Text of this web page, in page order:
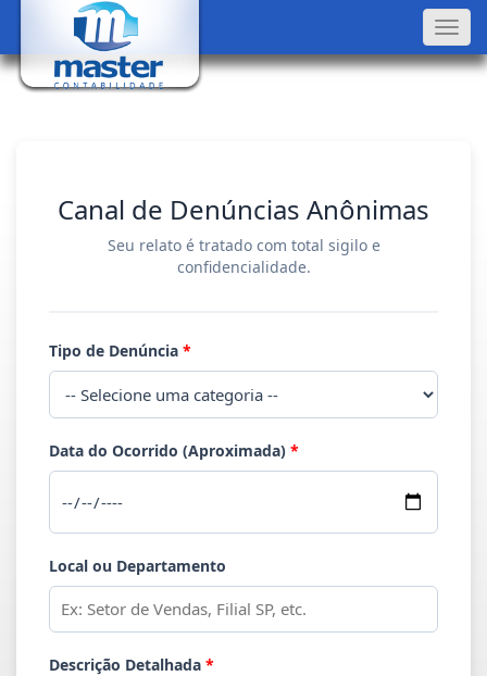
Canal de Denúncias Anônimas
Seu relato é tratado com total sigilo e
confidencialidade.
Tipo de Denúncia *
Data do Ocorrido (Aproximada) *
Local ou Departamento
Descrição Detalhada *